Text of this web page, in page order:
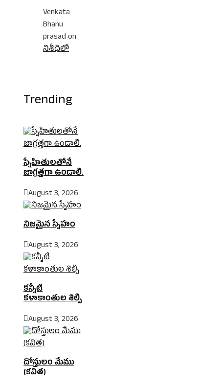
Venkata
Bhanu
prasad on
నిశీధిలో
Trending
స్నేహితులతోనే
జాగ్రత్తగా ఉండాలి.
August 3, 2026
నిజమైన స్నేహం
August 3, 2026
కన్నీటి
కళాకాంతుల శిల్పి
August 3, 2026
దోస్తులం మేము
(కవిత)